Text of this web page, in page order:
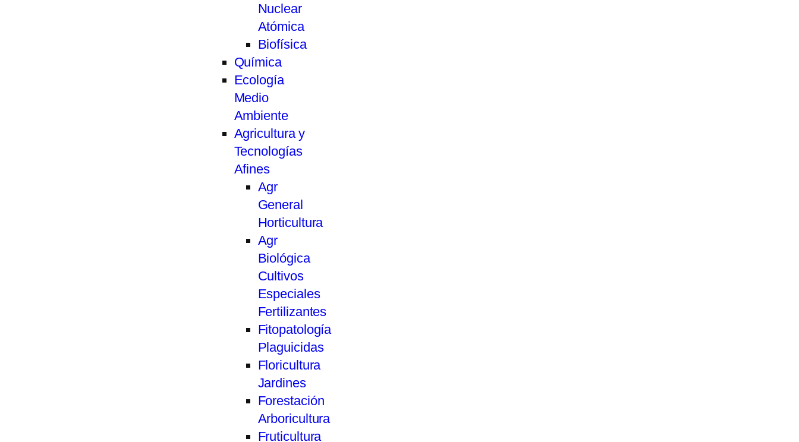
Nuclear
Atómica
Biofísica
Química
Ecología
Medio
Ambiente
Agricultura y
Tecnologías
Afines
Agr
General
Horticultura
Agr
Biológica
Cultivos
Especiales
Fertilizantes
Fitopatología
Plaguicidas
Floricultura
Jardines
Forestación
Arboricultura
Fruticultura